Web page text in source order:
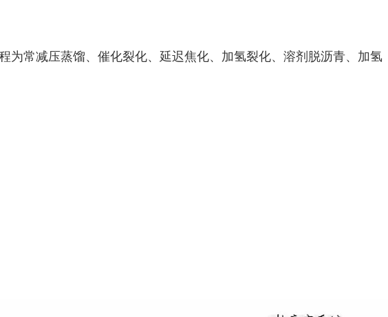
为常减压蒸馏、催化裂化、延迟焦化、加氢裂化、溶剂脱沥青、加氢